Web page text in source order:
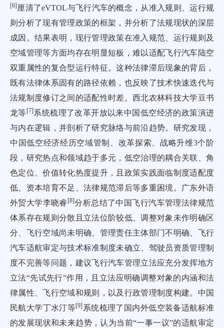
[6]厘清了eVTOL与飞行汽车的概念，从准入规则、运行规
则分析了现有管理政策的框架，并分析了法规现状的深层
成因。结果表明，现行管理政策在准入规范、运行规则及
空域管理等方面均存在明显短板，难以适配飞行汽车陆空
双重属性的复合型运行特征。这种法律滞后现象的背后，
既有法律体系固有的路径依赖，也反映了技术快速迭代与
法规制度修订之间的适配性时差。西北农林科技大学豆书
龙等[7]系统梳理了改革开放以来中国低空经济的政策演进
与内在逻辑，并剖析了研究脉络与前沿趋势。研究发现，
中国低空经济经历空域管制、改革探索、战略升维3个阶
段，研究热点和领域趋于多元，低空治理的耦合关联、角
色定位、价值转化热度提升，且政策实践面临制度适配度
低、资本培育不足、法律规范滞后等多重困境。广东外语
外贸大学李晓睿 [8]分析总结了中国飞行汽车管理法律规范
体系存在规则分散且立法位阶较低、调整对象未作明确区
分、飞行空域尚未明确、管理责任主体部门不明确、飞行
汽车适航审定与技术标准制度未确立、驾驶员资质管理制
度不完善等问题，建议飞行汽车管理立法应充分发挥地方
立法“先试先行”作用，且立法应明确调整对象的内涵和法
律属性、飞行空域和规则，以及行政管理制度构建。中国
民航大学丁水汀等[9] 系统梳理了国内外低空装备适航标准
的发展现状和未来趋势，认为当前“一事一议”的适航审定